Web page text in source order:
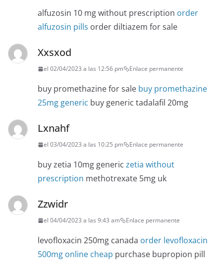
alfuzosin 10 mg without prescription order
alfuzosin pills order diltiazem for sale
Xxsxod
el 02/04/2023 a las 12:56 pm Enlace permanente
buy promethazine for sale buy promethazine
25mg generic buy generic tadalafil 20mg
Lxnahf
el 03/04/2023 a las 10:25 pm Enlace permanente
buy zetia 10mg generic zetia without
prescription methotrexate 5mg uk
Zzwidr
el 04/04/2023 a las 9:43 am Enlace permanente
levofloxacin 250mg canada order levofloxacin
500mg online cheap purchase bupropion pill